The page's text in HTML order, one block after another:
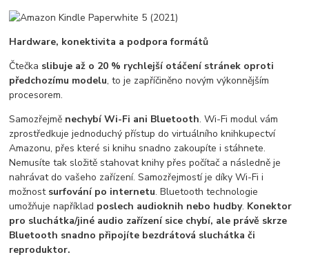
Hardware, konektivita a podpora formátů
Čtečka slibuje až o 20 % rychlejší otáčení stránek oproti
předchozímu modelu, to je zapříčiněno novým výkonnějším
procesorem.
Samozřejmě nechybí Wi-Fi ani Bluetooth. Wi-Fi modul vám
zprostředkuje jednoduchý přístup do virtuálního knihkupectví
Amazonu, přes které si knihu snadno zakoupíte i stáhnete.
Nemusíte tak složitě stahovat knihy přes počítač a následně je
nahrávat do vašeho zařízení. Samozřejmostí je díky Wi-Fi i
možnost surfování po internetu. Bluetooth technologie
umožňuje například poslech audioknih nebo hudby. Konektor
pro sluchátka/jiné audio zařízení sice chybí, ale právě skrze
Bluetooth snadno připojíte bezdrátová sluchátka či
reproduktor.